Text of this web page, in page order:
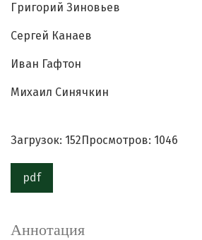
Григорий Зиновьев
Сергей Канаев
Иван Гафтон
Михаил Синячкин
Загрузок: 152 Просмотров: 1046
pdf
Аннотация